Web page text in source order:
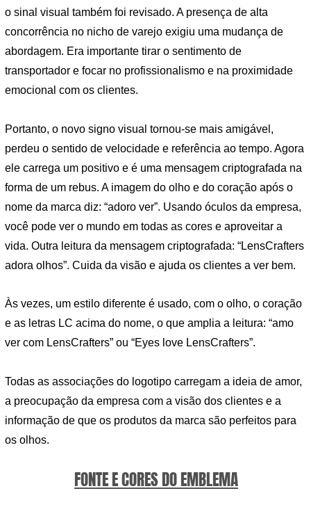
o sinal visual também foi revisado. A presença de alta
concorrência no nicho de varejo exigiu uma mudança de
abordagem. Era importante tirar o sentimento de
transportador e focar no profissionalismo e na proximidade
emocional com os clientes.
Portanto, o novo signo visual tornou-se mais amigável,
perdeu o sentido de velocidade e referência ao tempo. Agora
ele carrega um positivo e é uma mensagem criptografada na
forma de um rebus. A imagem do olho e do coração após o
nome da marca diz: “adoro ver”. Usando óculos da empresa,
você pode ver o mundo em todas as cores e aproveitar a
vida. Outra leitura da mensagem criptografada: “LensCrafters
adora olhos”. Cuida da visão e ajuda os clientes a ver bem.
Às vezes, um estilo diferente é usado, com o olho, o coração
e as letras LC acima do nome, o que amplia a leitura: “amo
ver com LensCrafters” ou “Eyes love LensCrafters”.
Todas as associações do logotipo carregam a ideia de amor,
a preocupação da empresa com a visão dos clientes e a
informação de que os produtos da marca são perfeitos para
os olhos.
FONTE E CORES DO EMBLEMA